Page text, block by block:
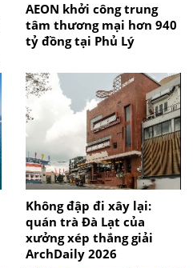
AEON khởi công trung
tâm thương mại hơn 940
tỷ đồng tại Phủ Lý
Không đập đi xây lại:
quán trà Đà Lạt của
xưởng xép thắng giải
ArchDaily 2026